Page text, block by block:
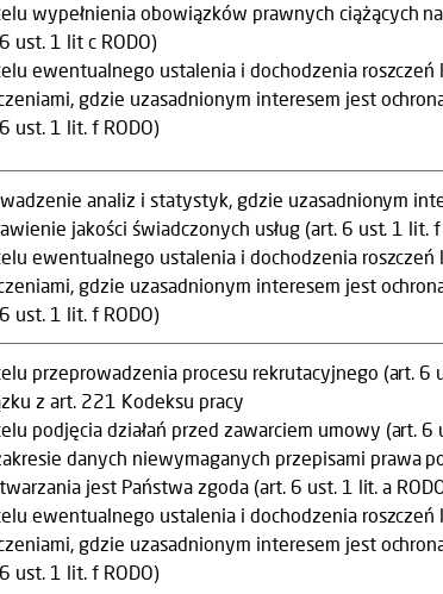
wypełnienia obowiązków prawnych ciążących
ust. 1 lit c RODO)
ewentualnego ustalenia i dochodzenia roszczeń
gdzie uzasadnionym interesem jest
ust. 1 lit. f RODO)
analiz i statystyk, gdzie uzasadnionym
jakości świadczonych usług (art. 6 ust. 1 lit. f
ewentualnego ustalenia i dochodzenia roszczeń
gdzie uzasadnionym interesem jest
ust. 1 lit. f RODO)
przeprowadzenia procesu rekrutacyjnego (art. 6
z art. 221 Kodeksu pracy
podjęcia działań przed zawarciem umowy (art. 6
danych niewymaganych przepisami prawa
jest Państwa zgoda (art. 6 ust. 1 lit. a
ewentualnego ustalenia i dochodzenia roszczeń
gdzie uzasadnionym interesem jest
ust. 1 lit. f RODO)